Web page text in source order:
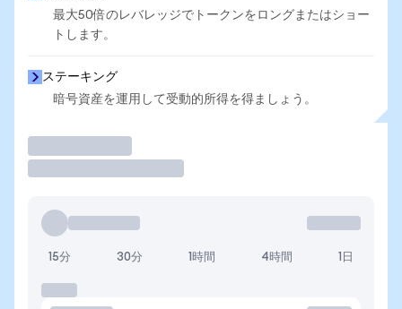
最大50倍のレバレッジでトークンをロングまたはショー
トします。
ステーキング
暗号資産を運用して受動的所得を得ましょう。
15分 30分 1時間 4時間 1日